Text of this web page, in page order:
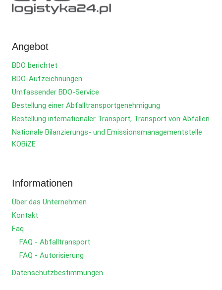
Angebot
BDO berichtet
BDO-Aufzeichnungen
Umfassender BDO-Service
Bestellung einer Abfalltransportgenehmigung
Bestellung internationaler Transport, Transport von Abfällen
Nationale Bilanzierungs- und Emissionsmanagementstelle
KOBiZE
Informationen
Über das Unternehmen
Kontakt
Faq
FAQ - Abfalltransport
FAQ - Autorisierung
Datenschutzbestimmungen